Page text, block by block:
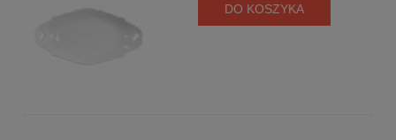
DO KOSZYKA